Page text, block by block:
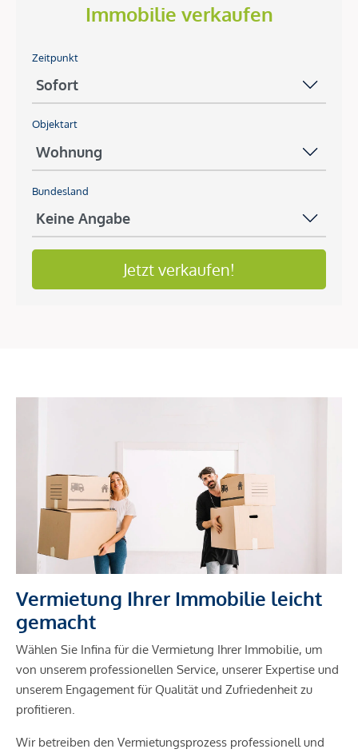
Immobilie verkaufen
Zeitpunkt
Objektart
Bundesland
Jetzt verkaufen!
Vermietung Ihrer Immobilie leicht
gemacht
Wählen Sie Infina für die Vermietung Ihrer Immobilie, um
von unserem professionellen Service, unserer Expertise und
unserem Engagement für Qualität und Zufriedenheit zu
profitieren.
Wir betreiben den Vermietungsprozess professionell und